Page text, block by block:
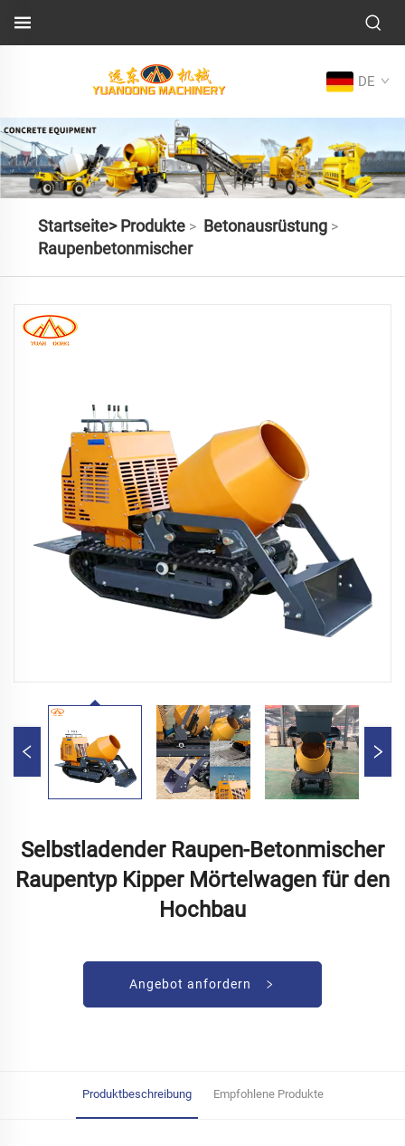
DE
Startseite> Produkte> Betonausrüstung>
Raupenbetonmischer
Selbstladender Raupen-Betonmischer
Raupentyp Kipper Mörtelwagen für den
Hochbau
Angebot anfordern
Produktbeschreibung Empfohlene Produkte